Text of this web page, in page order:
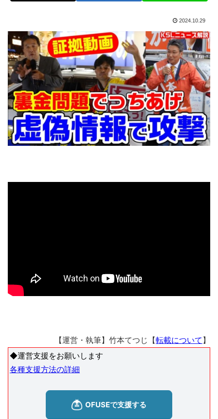
2024.10.29
【運営・執筆】竹本てつじ【転載について 】
◆運営支援をお願いします
各種支援方法の詳細